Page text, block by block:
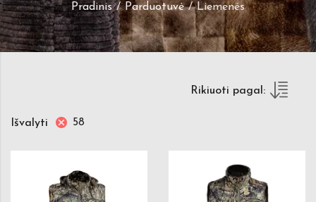
Pradinis Parduotuvė Liemenės
Rikiuoti pagal:
Išvalyti 58